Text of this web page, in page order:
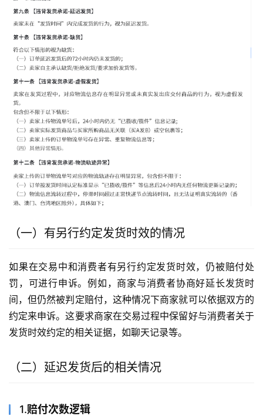
（一）有另行约定发货时效的情况
如果在交易中和消费者有另行约定发货时效，仍被赔付处
罚，可进行申诉。例如，商家与消费者协商好延长发货时
间，但仍然被判定赔付，这种情况下商家就可以依据双方的
约定来申诉。这要求商家在交易过程中保留好与消费者关于
发货时效约定的相关证据，如聊天记录等。
（二）延迟发货后的相关情况
1.赔付次数逻辑